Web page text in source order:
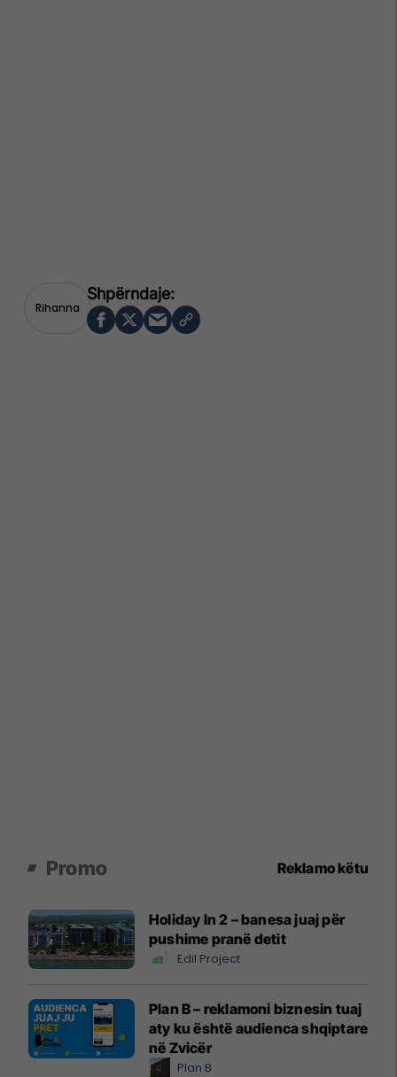
Rihanna
Promo Reklamo këtu
Holiday In 2 – banesa juaj për
pushime pranë detit
Edil Project
Plan B – reklamoni biznesin tuaj
aty ku është audienca shqiptare
në Zvicër
Plan B